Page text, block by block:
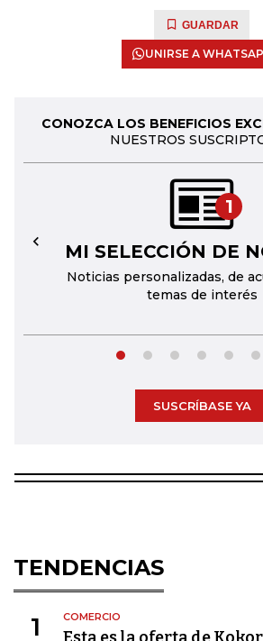
GUARDAR
UNIRSE A
CONOZCA LOS BENEFICIOS
NUESTROS
1
MI SELECCIÓN DE
Noticias personalizadas, de
temas de interés
←
SUSCRÍBASE YA
TENDENCIAS
1 COMERCIO